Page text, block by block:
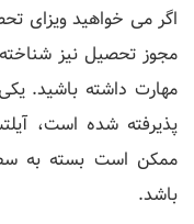
اگر می خواهید ویزای
مجوز تحصیل نیز
مهارت داشته باشید.
پذیرفته شده است،
ممکن است بسته به
باشد.